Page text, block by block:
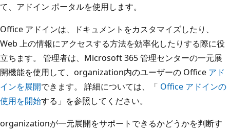
て、アドイン ポータルを使用します。
Office アドインは、ドキュメントをカスタマイズしたり、
Web 上の情報にアクセスする方法を効率化したりする際に役
立ちます。 管理者は、Microsoft 365 管理センターの一元展
開機能を使用して、organization内のユーザーの Office アド
インを展開できます。 詳細については、「 Office アドインの
使用を開始する」を参照してください。
organizationが一元展開をサポートできるかどうかを判断す